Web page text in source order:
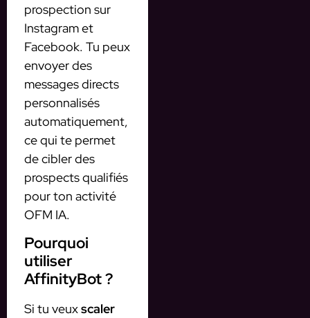
prospection sur
Instagram et
Facebook. Tu peux
envoyer des
messages directs
personnalisés
automatiquement,
ce qui te permet
de cibler des
prospects qualifiés
pour ton activité
OFM IA.
Pourquoi
utiliser
AffinityBot ?
Si tu veuxscaler